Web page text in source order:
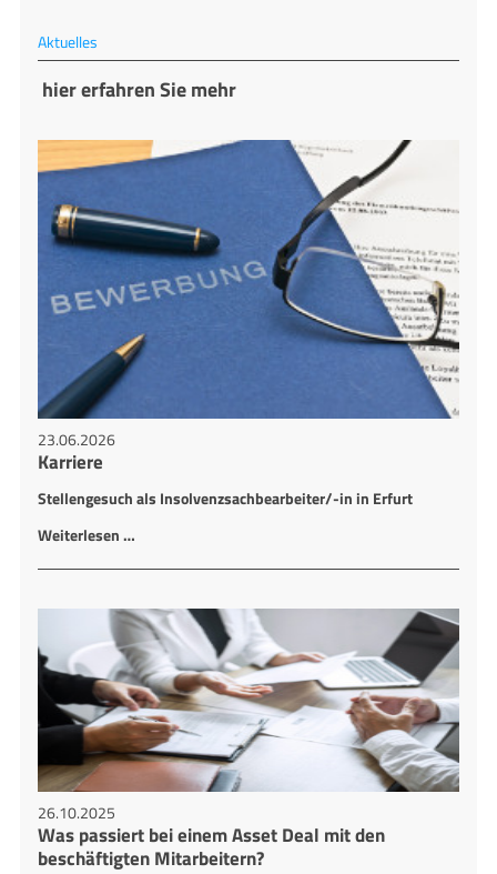
Aktuelles
hier erfahren Sie mehr
23.06.2026
Karriere
Stellengesuch als Insolvenzsachbearbeiter/-in in Erfurt
Weiterlesen …
26.10.2025
Was passiert bei einem Asset Deal mit den
beschäftigten Mitarbeitern?